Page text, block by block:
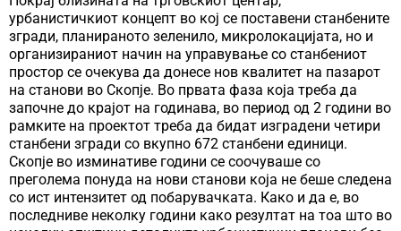
урбанистичкиот концепт во кој се поставени станбените
згради, планираното зеленило, микролокацијата, но и
организираниот начин на управување со станбениот
простор се очекува да донесе нов квалитет на пазарот
на станови во Скопје. Во првата фаза која треба да
започне до крајот на годинава, во период од 2 години во
рамките на проектот треба да бидат изградени четири
станбени згради со вкупно 672 станбени единици.
Скопје во изминативе години се соочуваше со
преголема понуда на нови станови која не беше следена
со ист интензитет од побарувачката. Како и да е, во
последниве неколку години како резултат на тоа што во